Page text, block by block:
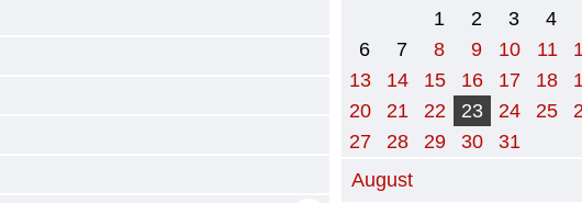
1
2 3 4
6
7 8 9 10 11
13
14 15 16 17 18
20
21 22 23 24 25
27
28 29 30
31
August